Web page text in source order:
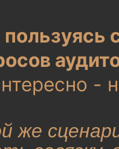
пользуясь
-
же